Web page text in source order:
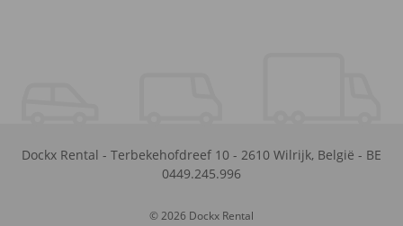
Dockx Rental - Terbekehofdreef 10 - 2610 Wilrijk, België - BE
0449.245.996
© 2026 Dockx Rental